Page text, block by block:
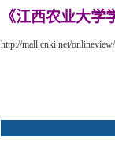
《江西农业大学
http://mall.cnki.net/